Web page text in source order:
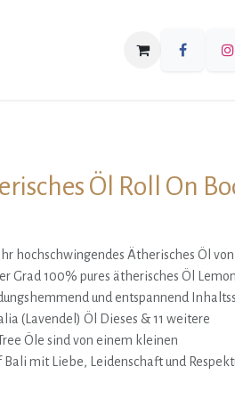
Öl Roll On
hochschwingendes Ätherisches Öl
Grad 100% pures ätherisches Öl
und entspannend
(Lavendel) Öl Dieses & 11 weitere
Öle sind von einem kleinen
mit Liebe, Leidenschaft und